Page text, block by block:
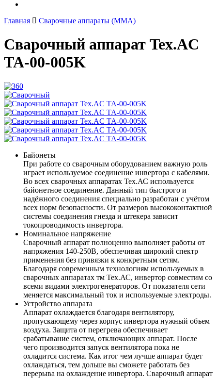
Главная Сварочные аппараты (ММА)
Сварочный аппарат Tex.AC
TA-00-005K
Байонеты
При работе со сварочным оборудованием важную роль
играет используемое соединение инвертора с кабелями.
Во всех сварочных аппаратах Тех.АС используется
байонетное соединение. Данный тип быстрого и
надёжного соединения специально разработан с учётом
всех норм безопасности. От размеров высококонтактной
системы соединения гнезда и штекера зависит
токопроводимость инвертора.
Номинальное напряжение
Сварочный аппарат полноценно выполняет работы от
напряжения 140-250В, обеспечивая широкий спектр
применения без привязки к конкретным сетям.
Благодаря современным технологиям используемых в
сварочных аппаратах тм Тех.АС, инвертор совместим со
всеми видами электрогенераторов. От показателя сети
меняется максимальный ток и используемые электроды.
Устройство аппарата
Аппарат охлаждается благодаря вентилятору,
пропускающему через корпус инвертора нужный объем
воздуха. Защита от перегрева обеспечивает
срабатывание систем, отключающих аппарат. После
чего производится запуск вентилятора пока не
охладится система. Как итог чем лучше аппарат будет
охлаждаться, тем дольше вы сможете работать без
перерыва на охлаждение инвертора. Сварочный аппарат